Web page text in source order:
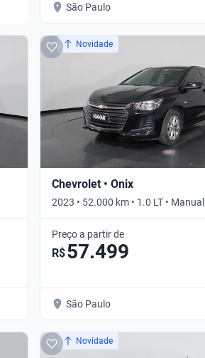
São Paulo
Novidade
Chevrolet • Onix
2023 • 52.000 km • 1.0 LT • Manual
Preço a partir de
R$57.499
São Paulo
Novidade